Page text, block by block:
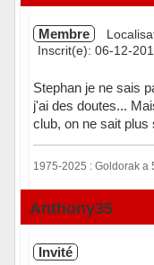
Membre
Inscrit(e): 06-12-
Stephan je ne sais
j'ai des doutes...
club, on ne sait plus
1975-2025 : Goldorak a
Hors ligne
Anthony35
Invité